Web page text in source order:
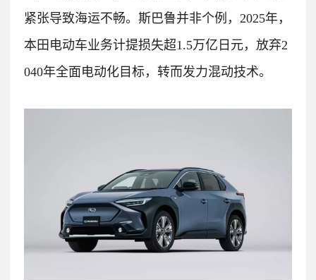
紧张导致海运不畅。 斯巴鲁并非个例，2025年，
本田电动车业务计提损失超1.5万亿日元，放弃2
040年全面电动化目标，转而发力混动技术。